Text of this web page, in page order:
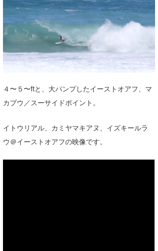
サーフィンエリアガイド
会員メニュー
今月のプレゼント
４〜５〜ftと、大パンプしたイーストオアフ、マ
カプウ／スーサイドポイント。
イトウリアル、カミヤマキアヌ、イズキールラ
ウ＠イーストオアフの映像です。
ショップ情報
ショップ情報
千葉北
伊豆
千葉南
大阪
四国
ウラナミ
その他
ルール＆How to
VOTE!
サーファーズ